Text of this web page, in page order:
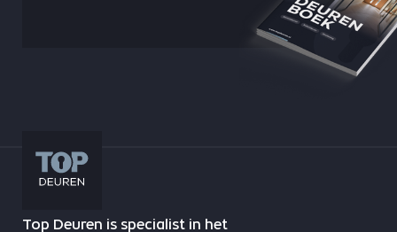
Top Deuren is specialist in het